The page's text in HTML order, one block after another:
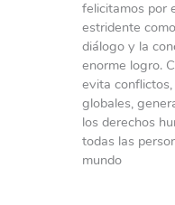
felicitamos por
estridente
diálogo y la
enorme logro.
evita
globales,
los derechos
todas las
mundo